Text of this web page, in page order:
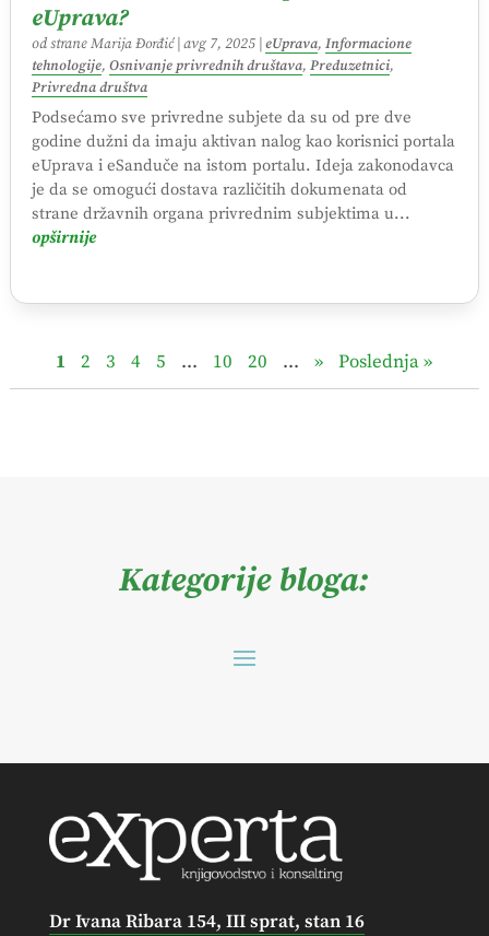
eUprava?
od straneMarija Đorđić| avg 7, 2025| eUprava, Informacione
tehnologije, Osnivanje privrednih društava, Preduzetnici,
Privredna društva
Podsećamo sve privredne subjete da su od pre dve
godine dužni da imaju aktivan nalog kao korisnici portala
eUprava i eSanduče na istom portalu. Ideja zakonodavca
je da se omogući dostava različitih dokumenata od
strane državnih organa privrednim subjektima u...
opširnije
1 2 3 4 5 ... 10 20 ... » Poslednja »
Kategorije bloga:
Dr Ivana Ribara 154, III sprat, stan 16